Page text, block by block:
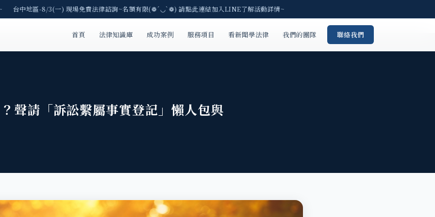
地區-8/3(一) 現場免費法律諮詢~名額有限(❁´◡`❁) 請點此連結加入LINE了解活動詳情~
首頁 法律知識庫 成功案例 服務項目 看新聞學法律 我們的團隊 聯絡我們
聲請「訴訟繫屬事實登記」懶人包與